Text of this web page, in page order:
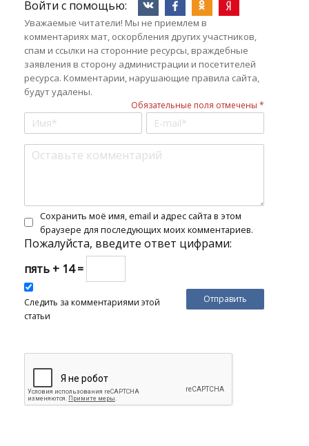
Войти с помощью:
Уважаемые читатели! Мы не приемлем в
комментариях мат, оскорбления других участников,
спам и ссылки на сторонние ресурсы, враждебные
заявления в сторону администрации и посетителей
ресурса. Комментарии, нарушающие правила сайта,
будут удалены.
Обязательные поля отмечены *
Сохранить моё имя, email и адрес сайта в этом
браузере для последующих моих комментариев.
Пожалуйста, введите ответ цифрами:
пять + 14 =
Следить за комментариями этой
статьи